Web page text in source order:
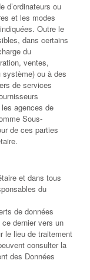
d’ordinateurs ou
et les modes
Outre le
dans certains
du
ventes,
ou à des
de services
agences de
Sous-
de ces parties
et dans tous
du
de données
dernier vers un
le lieu de traitement
consulter la
des Données